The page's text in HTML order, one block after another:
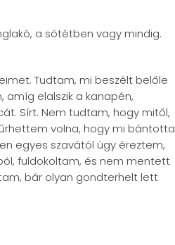
a sötétben vagy mindig.
Tudtam, mi beszélt belőle
elalszik a kanapén,
Sírt. Nem tudtam, hogy mitől,
volna, hogy mi bántotta
egyes szavától úgy éreztem,
fuldokoltam, és nem mentett
bár olyan gondterhelt lett